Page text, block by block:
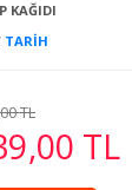
KAĞIDI
TARIH
TL
,00 TL